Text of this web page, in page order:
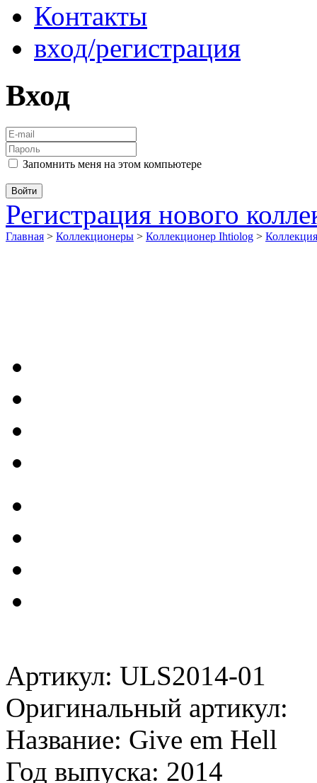
Контакты
вход/регистрация
Вход
Запомнить меня на этом компьютере
Регистрация нового
Главная > Коллекционеры > Коллекционер Ihtiolog >
Артикул: ULS2014-01
Оригинальный артикул:
Название: Give em Hell
Год выпуска: 2014